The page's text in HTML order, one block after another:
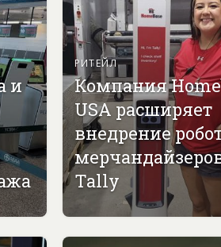
и
РИТЕЙЛ
Компания
USA расширяет
внедрение
Tally